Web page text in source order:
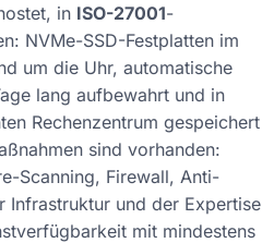
in ISO-27001-
NVMe-SSD-Festplatten im
um die Uhr, automatische
lang aufbewahrt und in
Rechenzentrum gespeichert
sind vorhanden:
Scanning, Firewall, Anti-
Infrastruktur und der Expertise
mit mindestens